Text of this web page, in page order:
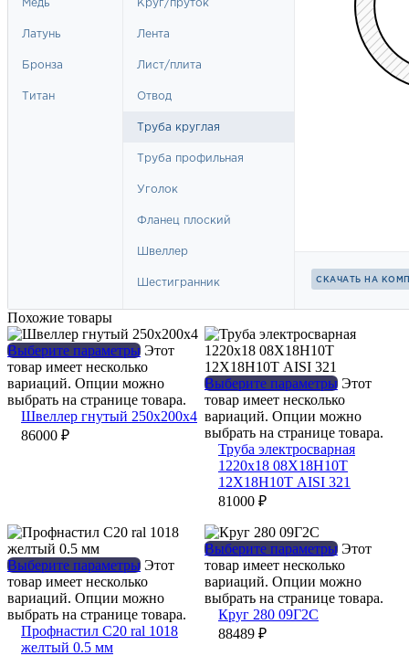
Похожие товары
Выберите параметры Этот
товар имеет несколько
вариаций. Опции можно
выбрать на странице товара.
Швеллер гнутый 250х200х4
86000 ₽
Выберите параметры Этот
товар имеет несколько
вариаций. Опции можно
выбрать на странице товара.
Труба электросварная
1220х18 08Х18Н10Т
12Х18Н10Т AISI 321
81000 ₽
Выберите параметры Этот
товар имеет несколько
вариаций. Опции можно
выбрать на странице товара.
Профнастил С20 ral 1018
желтый 0.5 мм
Выберите параметры Этот
товар имеет несколько
вариаций. Опции можно
выбрать на странице товара.
Круг 280 09Г2С
88489 ₽